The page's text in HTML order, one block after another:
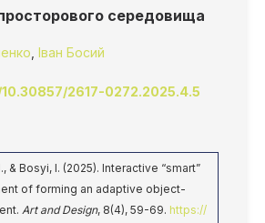
середовища
Іван Босий
2617-0272.2025.4.5
& Bosyi, I. (2025). Interactive “smart”
of forming an adaptive object-
Art and Design, 8(4), 59-69. https://